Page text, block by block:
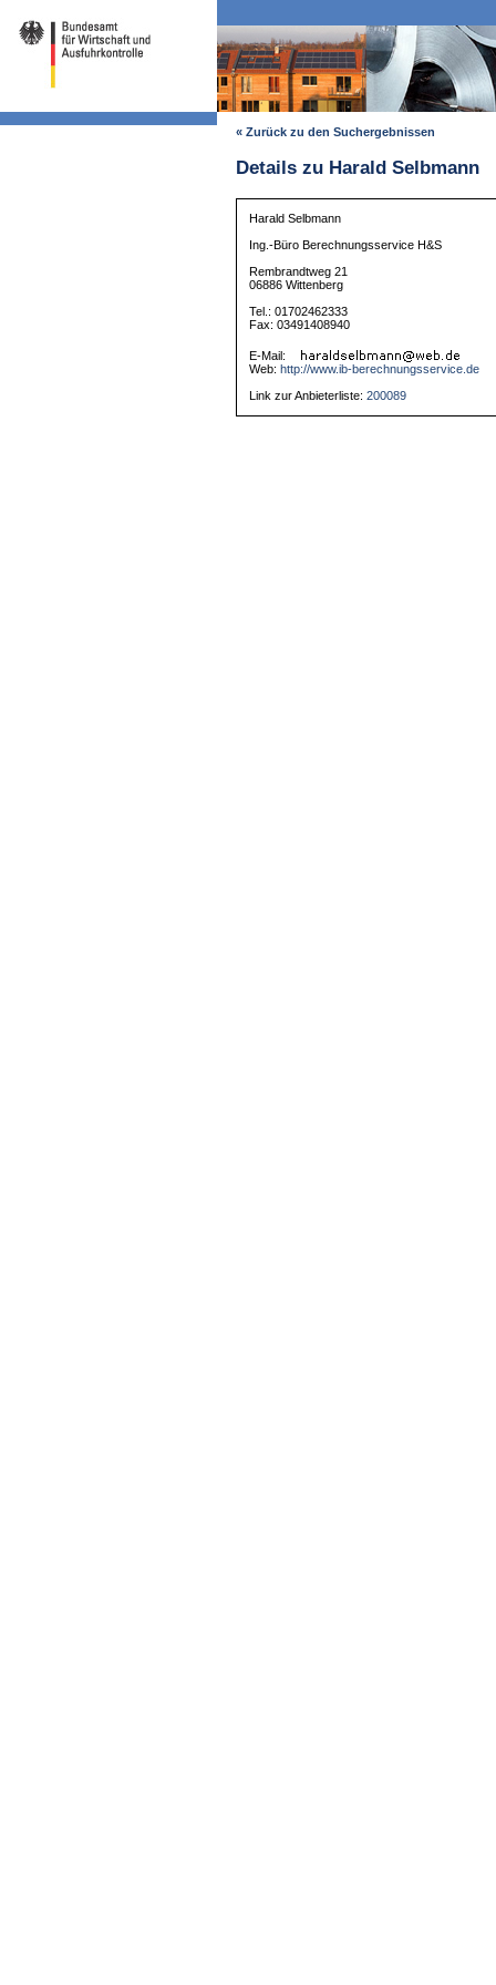
« Zurück zu den Suchergebnissen
Details zu Harald Selbmann
Harald Selbmann
Ing.-Büro Berechnungsservice H&S
Rembrandtweg 21
06886 Wittenberg
Tel.: 01702462333
Fax: 03491408940
E-Mail:
Web: http://www.ib-berechnungsservice.de
Link zur Anbieterliste:200089